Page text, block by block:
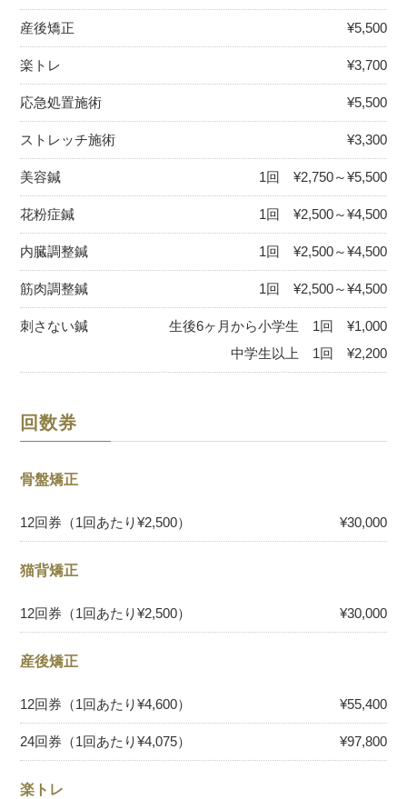
産後矯正 ¥5,500
楽トレ ¥3,700
応急処置施術 ¥5,500
ストレッチ施術 ¥3,300
美容鍼 1回 ¥2,750～¥5,500
花粉症鍼 1回 ¥2,500～¥4,500
内臓調整鍼 1回 ¥2,500～¥4,500
筋肉調整鍼 1回 ¥2,500～¥4,500
刺さない鍼
生後6ヶ月から小学生 1回 ¥1,000
中学生以上 1回 ¥2,200
回数券
骨盤矯正
12回券（1回あたり¥2,500） ¥30,000
猫背矯正
12回券（1回あたり¥2,500） ¥30,000
産後矯正
12回券（1回あたり¥4,600） ¥55,400
24回券（1回あたり¥4,075） ¥97,800
楽トレ